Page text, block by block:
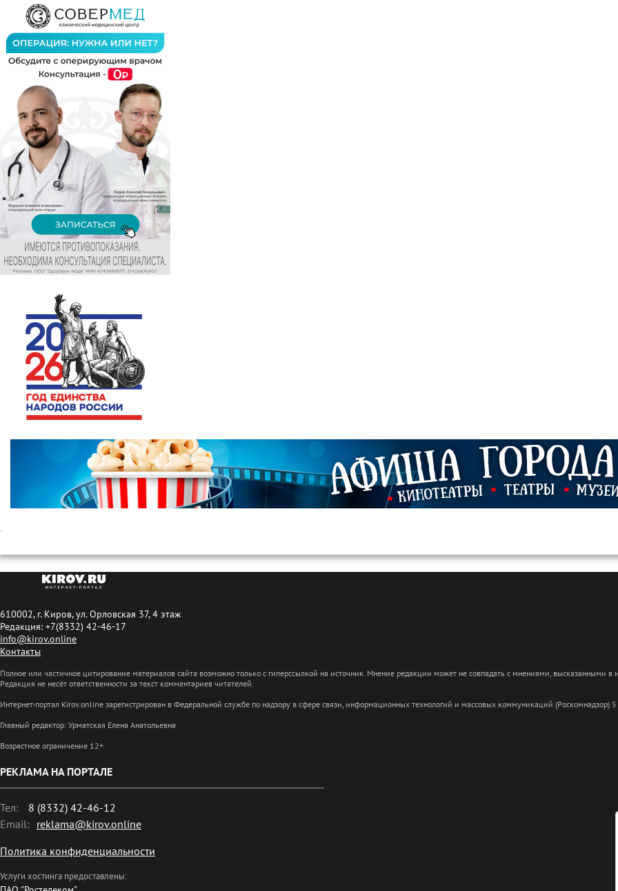
610002, г. Киров, ул. Орловская 37, 4 этаж
Редакция: +7(8332) 42-46-17
info@kirov.online
Контакты
Полное или частичное цитирование материалов сайта возможно только с гиперссылкой на источник. Мнение редакции может не совпадать с мнениями, высказанными
Редакция не несёт ответственности за текст комментариев читателей.
Интернет-портал Kirov.online зарегистрирован в Федеральной службе по надзору в сфере связи, информационных технологий и массовых коммуникаций
Главный редактор: Урматская Елена Анатольевна
Возрастное ограничение 12+
РЕКЛАМА НА ПОРТАЛЕ
Тел:
8 (8332) 42-46-12
Email: reklama@kirov.online
Политика конфиденциальности
Услуги хостинга предоставлены: